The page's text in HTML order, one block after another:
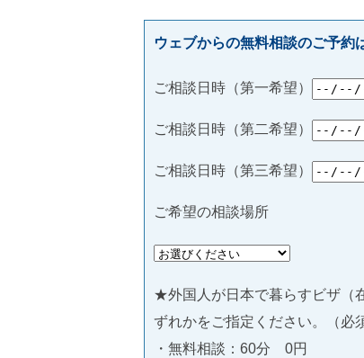
ウェブからの無料相談のご予約
ご相談日時（第一希望）
ご相談日時（第二希望）
ご相談日時（第三希望）
ご希望の相談場所
★外国人が日本で暮らすビザ（
ずれかをご指定ください。（必
・無料相談：60分 0円